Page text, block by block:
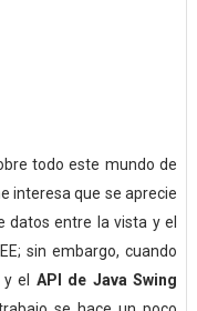
todo este mundo de
interesa que se aprecie
datos entre la vista y el
sin embargo, cuando
el API de Java Swing